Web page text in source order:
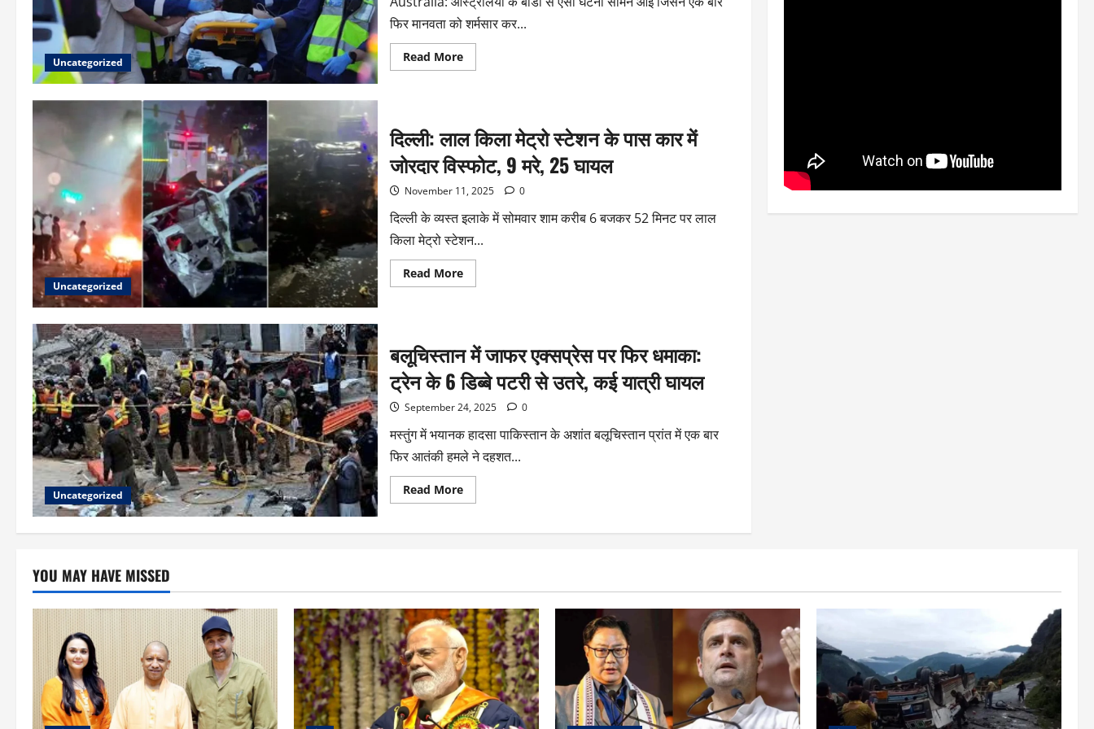
Uncategorized
फिर मानवता को शर्मसार कर...
Read More
Uncategorized
दिल्ली: लाल किला मेट्रो स्टेशन के पास कार में
जोरदार विस्फोट, 9 मरे, 25 घायल
November 11, 2025 0
दिल्ली के व्यस्त इलाके में सोमवार शाम करीब 6 बजकर 52 मिनट पर लाल
किला मेट्रो स्टेशन...
Read More
Uncategorized
बलूचिस्तान में जाफर एक्सप्रेस पर फिर धमाका:
ट्रेन के 6 डिब्बे पटरी से उतरे, कई यात्री घायल
September 24, 2025 0
मस्तुंग में भयानक हादसा पाकिस्तान के अशांत बलूचिस्तान प्रांत में एक बार
फिर आतंकी हमले ने दहशत...
Read More
YOU MAY HAVE MISSED